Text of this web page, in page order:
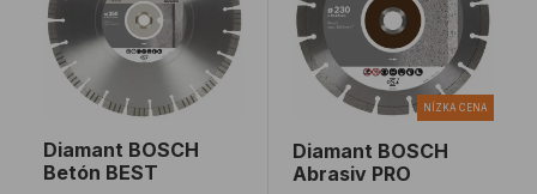
Diamant BOSCH
Betón BEST
NÍZKA CENA
Diamant BOSCH
Abrasiv PRO